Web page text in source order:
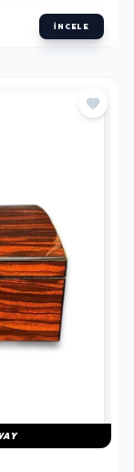
İNCELE